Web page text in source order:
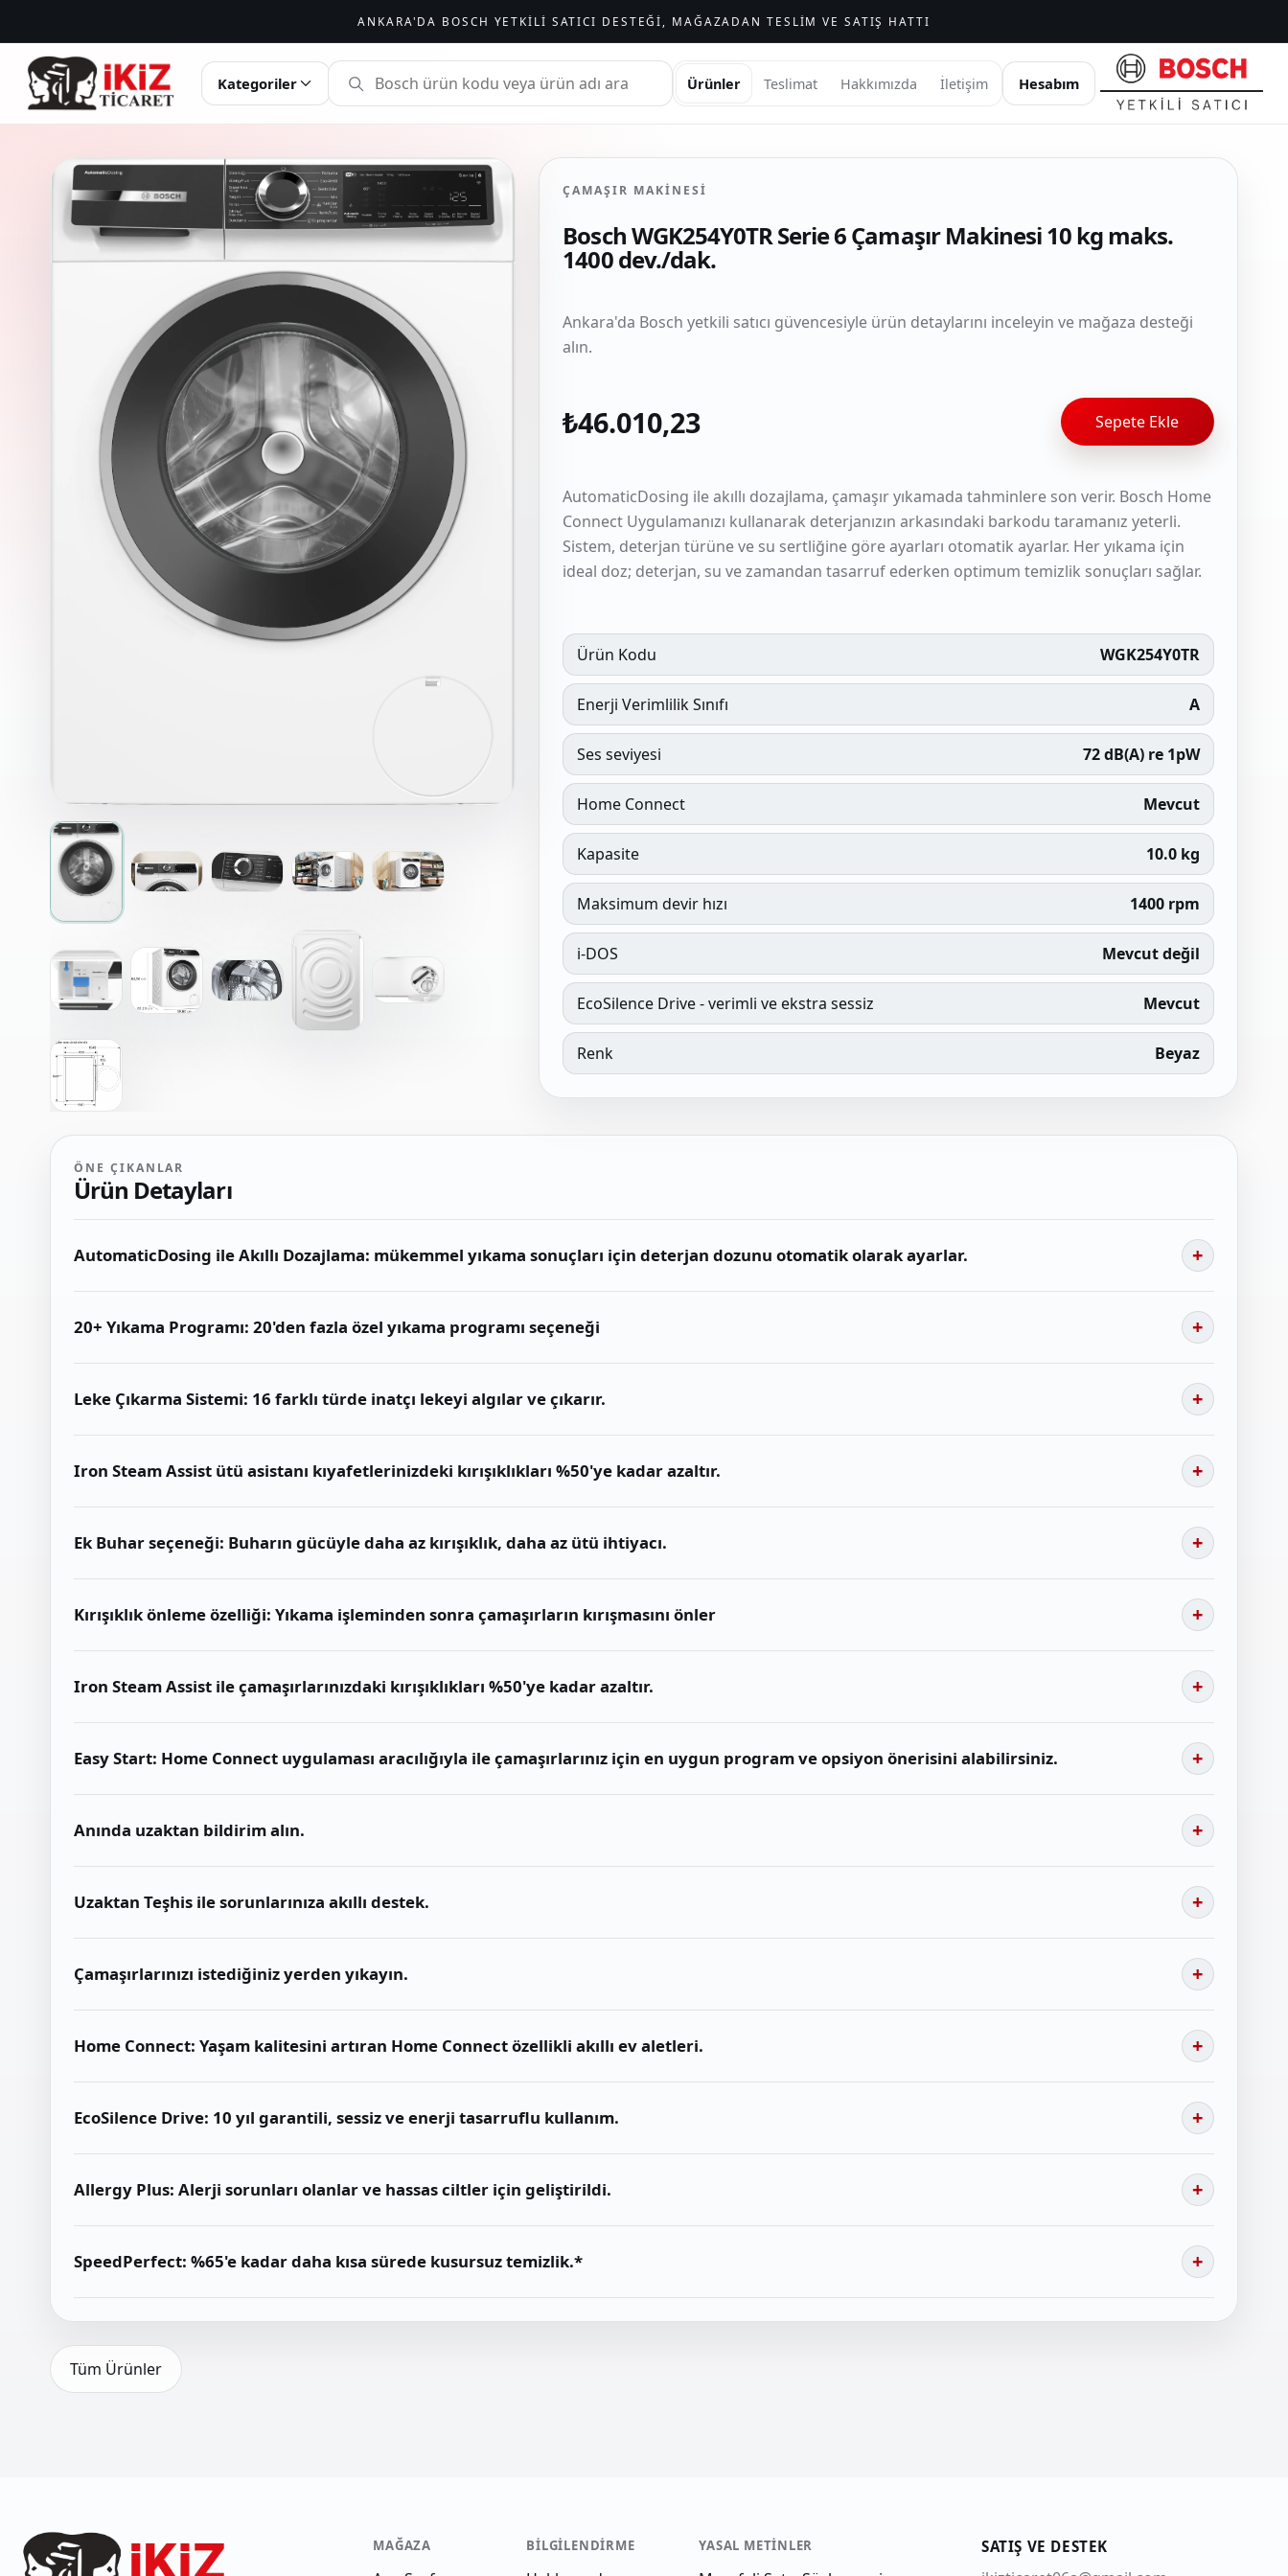
ANKARA'DA BOSCH YETKILI SATICI DESTEĞI, MAĞAZADAN TESLIM VE SATIŞ HATTI
İKIZ TICARET
Kategoriler Ürünler Teslimat Hakkımızda İletişim Hesabım
ÇAMAŞIR MAKINESI
Bosch WGK254Y0TR Serie 6 Çamaşır Makinesi 10 kg maks.
1400 dev./dak.
Ankara'da Bosch yetkili satıcı güvencesiyle ürün detaylarını inceleyin ve mağaza desteği
alın.
₺46.010,23 Sepete Ekle
AutomaticDosing ile akıllı dozajlama, çamaşır yıkamada tahminlere son verir. Bosch Home
Connect Uygulamanızı kullanarak deterjanızın arkasındaki barkodu taramanız yeterli.
Sistem, deterjan türüne ve su sertliğine göre ayarları otomatik ayarlar. Her yıkama için
ideal doz; deterjan, su ve zamandan tasarruf ederken optimum temizlik sonuçları sağlar.
Ürün Kodu WGK254Y0TR
Enerji Verimlilik Sınıfı A
Ses seviyesi 72 dB(A) re 1pW
Home Connect Mevcut
Kapasite 10.0 kg
Maksimum devir hızı 1400 rpm
i-DOS Mevcut değil
EcoSilence Drive - verimli ve ekstra sessiz Mevcut
Renk Beyaz
ÖNE ÇIKANLAR
Ürün Detayları
AutomaticDosing ile Akıllı Dozajlama: mükemmel yıkama sonuçları için deterjan dozunu otomatik olarak ayarlar.
20+ Yıkama Programı: 20'den fazla özel yıkama programı seçeneği
Leke Çıkarma Sistemi: 16 farklı türde inatçı lekeyi algılar ve çıkarır.
Iron Steam Assist ütü asistanı kıyafetlerinizdeki kırışıklıkları %50'ye kadar azaltır.
Ek Buhar seçeneği: Buharın gücüyle daha az kırışıklık, daha az ütü ihtiyacı.
Kırışıklık önleme özelliği: Yıkama işleminden sonra çamaşırların kırışmasını önler
Iron Steam Assist ile çamaşırlarınızdaki kırışıklıkları %50'ye kadar azaltır.
Easy Start: Home Connect uygulaması aracılığıyla ile çamaşırlarınız için en uygun program ve opsiyon önerisini alabilirsiniz.
Anında uzaktan bildirim alın.
Uzaktan Teşhis ile sorunlarınıza akıllı destek.
Çamaşırlarınızı istediğiniz yerden yıkayın.
Home Connect: Yaşam kalitesini artıran Home Connect özellikli akıllı ev aletleri.
EcoSilence Drive: 10 yıl garantili, sessiz ve enerji tasarruflu kullanım.
Allergy Plus: Alerji sorunları olanlar ve hassas ciltler için geliştirildi.
SpeedPerfect: %65'e kadar daha kısa sürede kusursuz temizlik.*
Tüm Ürünler
MAĞAZA BILGILENDIRME YASAL METINLER SATIŞ VE DESTEK